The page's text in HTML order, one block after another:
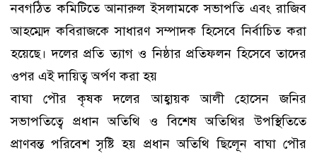
নবগঠিত কমিটিতে আনারুল ইসলামকে সভাপতি এবং রাজিব
আহম্মেদ কবিরাজকে সাধারণ সম্পাদক হিসেবে নির্বাচিত করা
হয়েছে। দলের প্রতি ত্যাগ ও নিষ্ঠার প্রতিফলন হিসেবে তাদের
ওপর এই দায়িত্ব অর্পণ করা হয়
বাঘা পৌর কৃষক দলের আহ্বায়ক আলী হোসেন জনির
সভাপতিত্বে প্রধান অতিথি ও বিশেষ অতিথির উপস্থিতিতে
প্রাণবন্ত পরিবেশ সৃষ্টি হয় প্রধান অতিথি ছিলেূন বাঘা পৌর